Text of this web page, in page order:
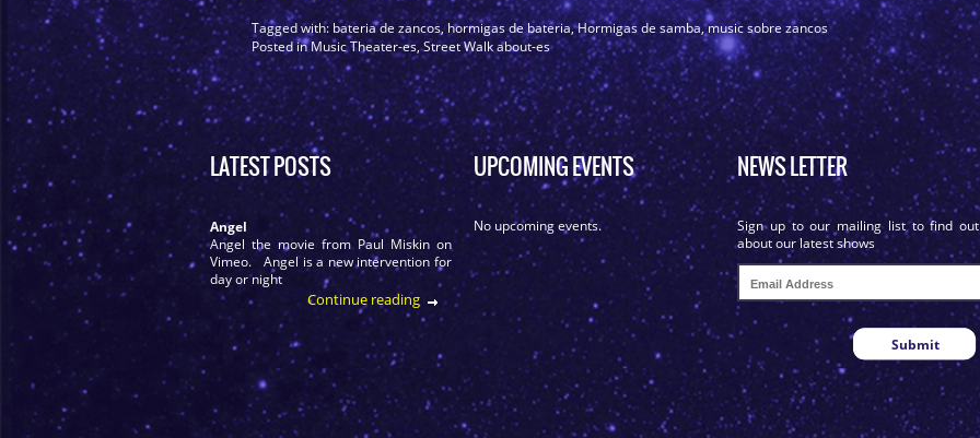
Tagged with:bateria de zancos,hormigas de bateria,Hormigas de samba,music sobre zancos
Posted inMusic Theater-es,Street Walk about-es
LATEST POSTS
Angel
Angel the movie from Paul Miskin on
Vimeo. Angel is a new intervention for
day or night
Continue reading
UPCOMING EVENTS
No upcoming events.
NEWS LETTER
Sign up to our mailing list to find out
about our latest shows
Submit